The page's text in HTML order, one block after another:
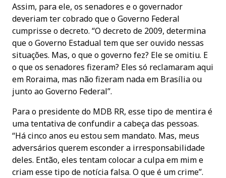
Assim, para ele, os senadores e o governador
deveriam ter cobrado que o Governo Federal
cumprisse o decreto. “O decreto de 2009, determina
que o Governo Estadual tem que ser ouvido nessas
situações. Mas, o que o governo fez? Ele se omitiu. E
o que os senadores fizeram? Eles só reclamaram aqui
em Roraima, mas não fizeram nada em Brasília ou
junto ao Governo Federal”.
Para o presidente do MDB RR, esse tipo de mentira é
uma tentativa de confundir a cabeça das pessoas.
“Há cinco anos eu estou sem mandato. Mas, meus
adversários querem esconder a irresponsabilidade
deles. Então, eles tentam colocar a culpa em mim e
criam esse tipo de notícia falsa. O que é um crime”.